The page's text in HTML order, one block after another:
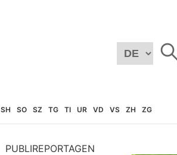
SH SO SZ TG TI UR VD VS ZH ZG
PUBLIREPORTAGEN